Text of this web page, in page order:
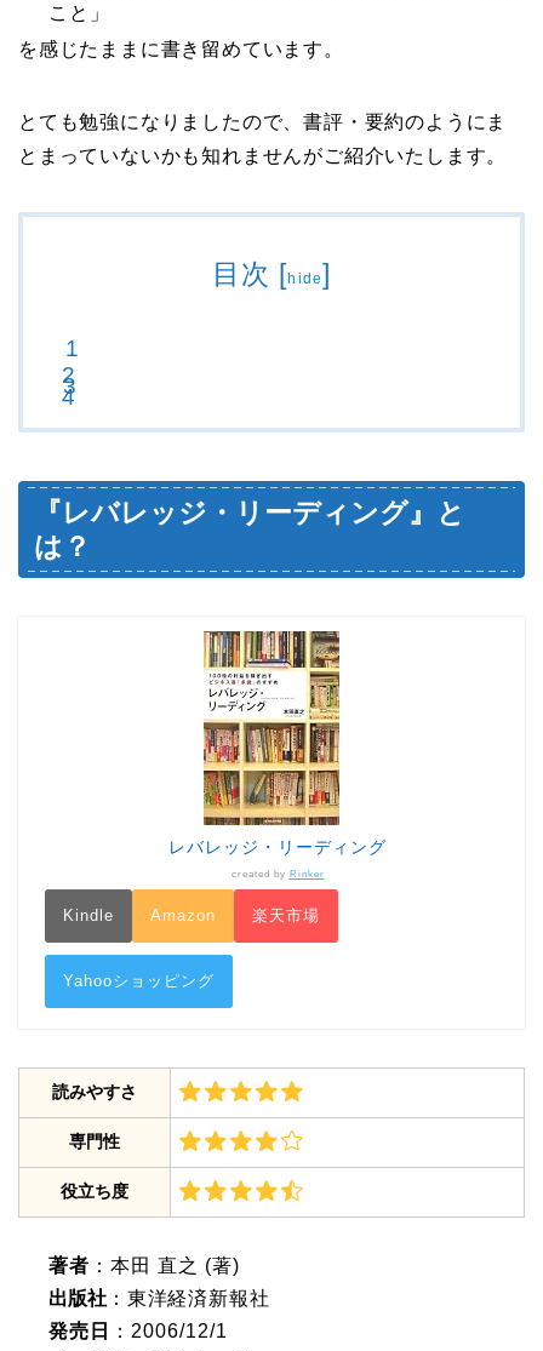
こと」
を感じたままに書き留めています。
とても勉強になりましたので、書評・要約のようにま
とまっていないかも知れませんがご紹介いたします。
目次 [hide]
『レバレッジ・リーディング』と
は？
レバレッジ・リーディング
created by Rinker
Kindle Amazon 楽天市場
Yahooショッピング
読みやすさ
専門性
役立ち度
著者 ：本田 直之 (著)
出版社 ：東洋経済新報社
発売日
：2006/12/1